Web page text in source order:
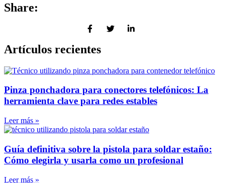
Share:
Artículos recientes
Pinza ponchadora para conectores telefónicos: La
herramienta clave para redes estables
Leer más »
Guía definitiva sobre la pistola para soldar estaño:
Cómo elegirla y usarla como un profesional
Leer más »